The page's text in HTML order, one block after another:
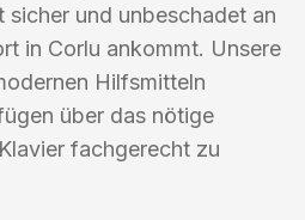
und unbeschadet an
in Corlu ankommt. Unsere
Hilfsmitteln
über das nötige
fachgerecht zu